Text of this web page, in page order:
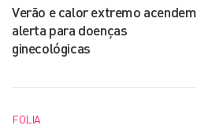
Verão e calor extremo acendem
alerta para doenças
ginecológicas
FOLIA